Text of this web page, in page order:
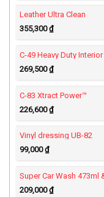
Leather Ultra Clean
355,300₫
C-49 Heavy Duty
269,500₫
C-83 Xtract Power™
226,600₫
Vinyl dressing UB-82
99,000₫
Super Car Wash 473ml
209,000₫